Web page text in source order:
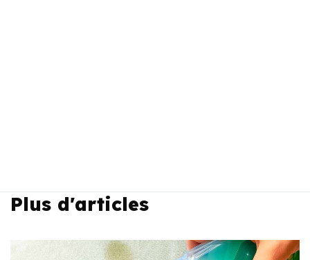
Plus d'articles